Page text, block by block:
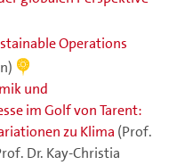
Operations
und
im Golf von Tarent:
zu Klima (Prof.
Dr. Kay-Christia